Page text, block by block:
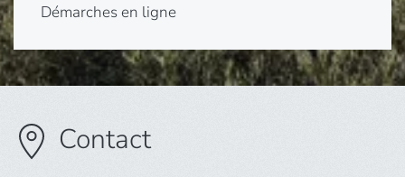
Démarches en ligne
Contact